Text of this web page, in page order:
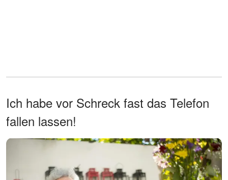
Ich habe vor Schreck fast das Telefon
fallen lassen!